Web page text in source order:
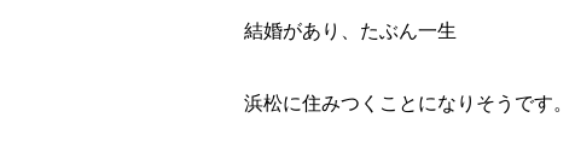
結婚があり、たぶん一生
浜松に住みつくことになりそうです。